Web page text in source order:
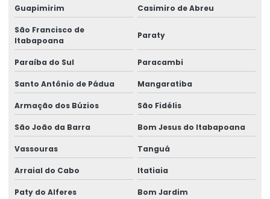
Consultoria em assistência técnica pericial
Consultoria em ergonomia
Consultoria em gestão de riscos
Consultoria em gestão de segurança no trabalho
Consultoria em higiene ocupacional
Consultoria em ler dort
Consultoria em medicina e segurança do trabalho
Consultoria em ntep
Guapimirim Casimiro de Abreu
São Francisco de
Itabapoana
Paraty
Paraíba do Sul Paracambi
Santo Antônio de Pádua Mangaratiba
Armação dos Búzios São Fidélis
São João da Barra Bom Jesus do Itabapoana
Vassouras Tanguá
Arraial do Cabo Itatiaia
Paty do Alferes Bom Jardim